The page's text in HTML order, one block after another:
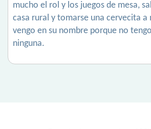
mucho el rol y los juegos de mesa,
casa rural y tomarse una cervecita a
vengo en su nombre porque no
ninguna.